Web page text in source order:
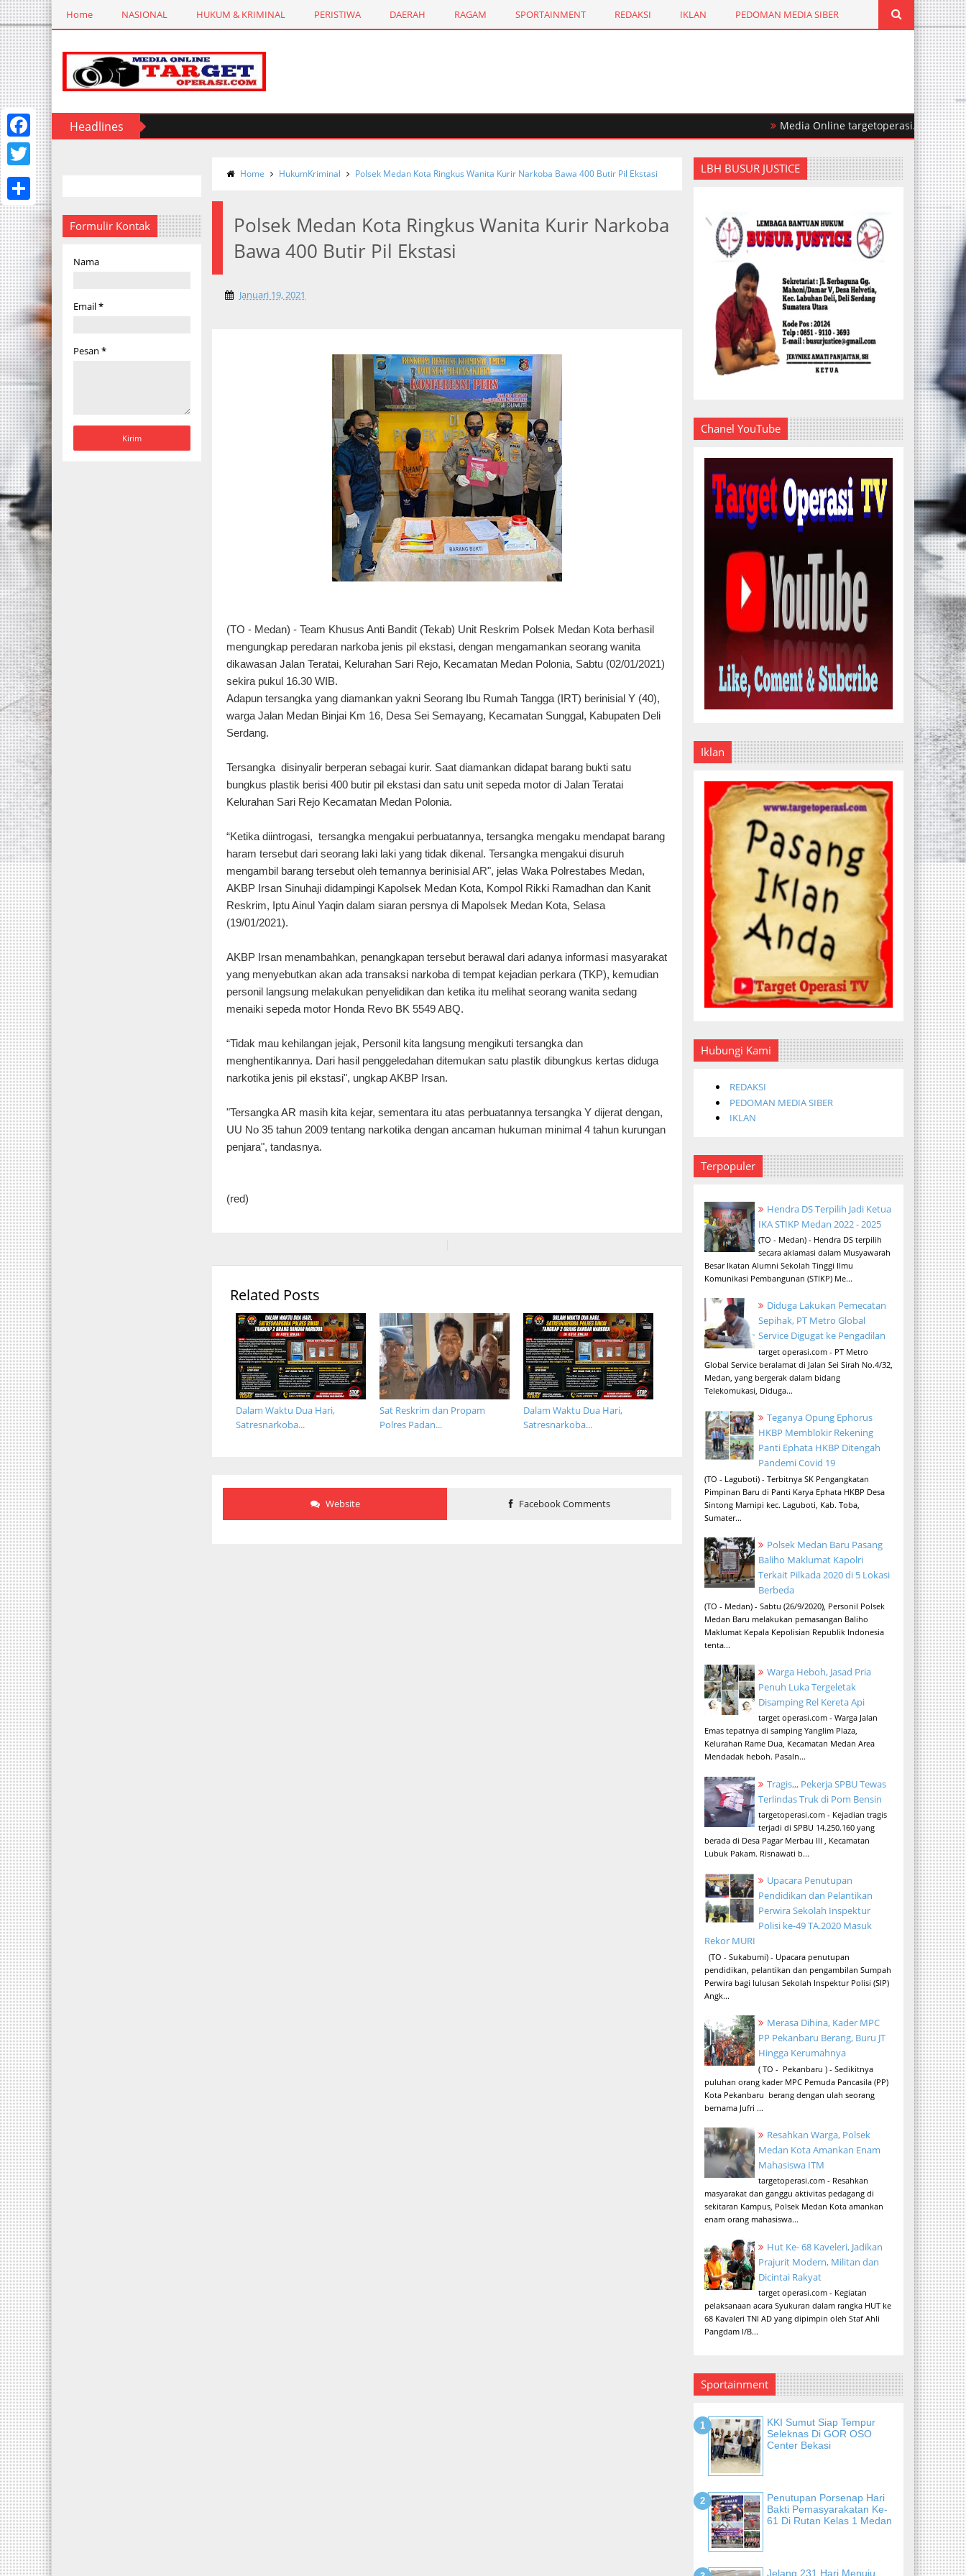
Home NASIONAL HUKUM & KRIMINAL PERISTIWA DAERAH RAGAM SPORTAINMENT REDAKSI IKLAN PEDOMAN MEDIA SIBER
Headlines Media Online targetoperasi.com
F
e
b
o
o
k
T
w
i
t
t
e
r
S
h
a
r
e
Formulir Kontak
Nama
Email*
Pesan *
Home HukumKriminal Polsek Medan Kota Ringkus Wanita Kurir Narkoba Bawa 400 Butir Pil Ekstasi
Polsek Medan Kota Ringkus Wanita Kurir Narkoba
Bawa 400 Butir Pil Ekstasi
Januari 19, 2021
(TO - Medan) - Team Khusus Anti Bandit (Tekab) Unit Reskrim Polsek Medan Kota berhasil
mengungkap peredaran narkoba jenis pil ekstasi, dengan mengamankan seorang wanita
dikawasan Jalan Teratai, Kelurahan Sari Rejo, Kecamatan Medan Polonia, Sabtu (02/01/2021)
sekira pukul 16.30 WIB.
Adapun tersangka yang diamankan yakni Seorang Ibu Rumah Tangga (IRT) berinisial Y (40),
warga Jalan Medan Binjai Km 16, Desa Sei Semayang, Kecamatan Sunggal, Kabupaten Deli
Serdang.
Tersangka disinyalir berperan sebagai kurir. Saat diamankan didapat barang bukti satu
bungkus plastik berisi 400 butir pil ekstasi dan satu unit sepeda motor di Jalan Teratai
Kelurahan Sari Rejo Kecamatan Medan Polonia.
“Ketika diintrogasi, tersangka mengakui perbuatannya, tersangka mengaku mendapat barang
haram tersebut dari seorang laki laki yang tidak dikenal. Tersangka mengakui disuruh
mengambil barang tersebut oleh temannya berinisial AR", jelas Waka Polrestabes Medan,
AKBP Irsan Sinuhaji didampingi Kapolsek Medan Kota, Kompol Rikki Ramadhan dan Kanit
Reskrim, Iptu Ainul Yaqin dalam siaran persnya di Mapolsek Medan Kota, Selasa
(19/01/2021).
AKBP Irsan menambahkan, penangkapan tersebut berawal dari adanya informasi masyarakat
yang menyebutkan akan ada transaksi narkoba di tempat kejadian perkara (TKP), kemudian
personil langsung melakukan penyelidikan dan ketika itu melihat seorang wanita sedang
menaiki sepeda motor Honda Revo BK 5549 ABQ.
“Tidak mau kehilangan jejak, Personil kita langsung mengikuti tersangka dan
menghentikannya. Dari hasil penggeledahan ditemukan satu plastik dibungkus kertas diduga
narkotika jenis pil ekstasi", ungkap AKBP Irsan.
"Tersangka AR masih kita kejar, sementara itu atas perbuatannya tersangka Y dijerat dengan,
UU No 35 tahun 2009 tentang narkotika dengan ancaman hukuman minimal 4 tahun kurungan
penjara", tandasnya.
(red)
Related Posts
Dalam Waktu Dua Hari,
Satresnarkoba...
Sat Reskrim dan Propam
Polres Padan...
Dalam Waktu Dua Hari,
Satresnarkoba...
Website Facebook Comments
LBH BUSUR JUSTICE
Chanel YouTube
Iklan
Hubungi Kami
REDAKSI
PEDOMAN MEDIA SIBER
IKLAN
Terpopuler
Hendra DS Terpilih Jadi Ketua
IKA STIKP Medan 2022 - 2025
(TO - Medan) - Hendra DS terpilih
secara aklamasi dalam Musyawarah
Besar Ikatan Alumni Sekolah Tinggi Ilmu
Komunikasi Pembangunan (STIKP) Me...
Diduga Lakukan Pemecatan
Sepihak, PT Metro Global
Service Digugat ke Pengadilan
target operasi.com - PT Metro
Global Service beralamat di Jalan Sei Sirah No.4/32,
Medan, yang bergerak dalam bidang
Telekomukasi, Diduga...
Teganya Opung Ephorus
HKBP Memblokir Rekening
Panti Ephata HKBP Ditengah
Pandemi Covid 19
(TO - Laguboti) - Terbitnya SK Pengangkatan
Pimpinan Baru di Panti Karya Ephata HKBP Desa
Sintong Marnipi kec. Laguboti, Kab. Toba,
Sumater...
Polsek Medan Baru Pasang
Baliho Maklumat Kapolri
Terkait Pilkada 2020 di 5 Lokasi
Berbeda
(TO - Medan) - Sabtu (26/9/2020), Personil Polsek
Medan Baru melakukan pemasangan Baliho
Maklumat Kepala Kepolisian Republik Indonesia
tenta...
Warga Heboh, Jasad Pria
Penuh Luka Tergeletak
Disamping Rel Kereta Api
target operasi.com - Warga Jalan
Emas tepatnya di samping Yanglim Plaza,
Kelurahan Rame Dua, Kecamatan Medan Area
Mendadak heboh. Pasaln...
Tragis,,, Pekerja SPBU Tewas
Terlindas Truk di Pom Bensin
targetoperasi.com - Kejadian tragis
terjadi di SPBU 14.250.160 yang
berada di Desa Pagar Merbau III , Kecamatan
Lubuk Pakam. Risnawati b...
Upacara Penutupan
Pendidikan dan Pelantikan
Perwira Sekolah Inspektur
Polisi ke-49 TA.2020 Masuk
Rekor MURI
(TO - Sukabumi) - Upacara penutupan
pendidikan, pelantikan dan pengambilan Sumpah
Perwira bagi lulusan Sekolah Inspektur Polisi (SIP)
Angk...
Merasa Dihina, Kader MPC
PP Pekanbaru Berang, Buru JT
Hingga Kerumahnya
( TO - Pekanbaru ) - Sedikitnya
puluhan orang kader MPC Pemuda Pancasila (PP)
Kota Pekanbaru berang dengan ulah seorang
bernama Jufri ...
Resahkan Warga, Polsek
Medan Kota Amankan Enam
Mahasiswa ITM
targetoperasi.com - Resahkan
masyarakat dan ganggu aktivitas pedagang di
sekitaran Kampus, Polsek Medan Kota amankan
enam orang mahasiswa...
Hut Ke- 68 Kaveleri, Jadikan
Prajurit Modern, Militan dan
Dicintai Rakyat
target operasi.com - Kegiatan
pelaksanaan acara Syukuran dalam rangka HUT ke
68 Kavaleri TNI AD yang dipimpin oleh Staf Ahli
Pangdam I/B...
Sportainment
KKI Sumut Siap Tempur
Seleknas Di GOR OSO
Center Bekasi
Penutupan Porsenap Hari
Bakti Pemasyarakatan Ke-
61 Di Rutan Kelas 1 Medan
Jelang 231 Hari Menuju